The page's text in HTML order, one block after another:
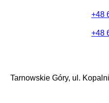
+48
+48